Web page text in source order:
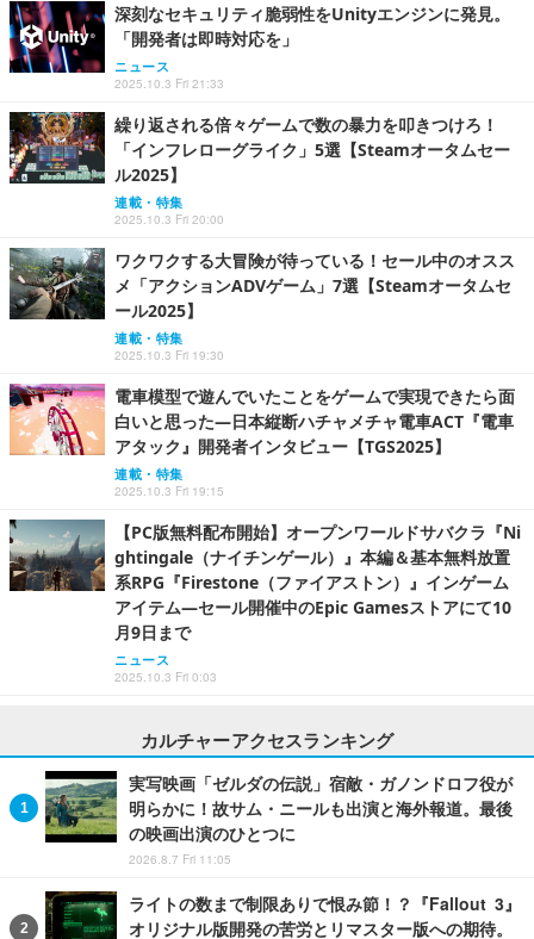
深刻なセキュリティ脆弱性をUnityエンジンに発見。
「開発者は即時対応を」
ニュース
2025.10.3 Fri 21:33
繰り返される倍々ゲームで数の暴力を叩きつけろ！
「インフレローグライク」5選【Steamオータムセー
ル2025】
連載・特集
2025.10.3 Fri 20:00
ワクワクする大冒険が待っている！セール中のオスス
メ「アクションADVゲーム」7選【Steamオータムセ
ール2025】
連載・特集
2025.10.3 Fri 19:30
電車模型で遊んでいたことをゲームで実現できたら面
白いと思った―日本縦断ハチャメチャ電車ACT『電車
アタック』開発者インタビュー【TGS2025】
連載・特集
2025.10.3 Fri 19:15
【PC版無料配布開始】オープンワールドサバクラ『Ni
ghtingale（ナイチンゲール）』本編＆基本無料放置
系RPG『Firestone（ファイアストン）』インゲーム
アイテム―セール開催中のEpic Gamesストアにて10
月9日まで
ニュース
2025.10.3 Fri 0:03
カルチャーアクセスランキング
実写映画「ゼルダの伝説」宿敵・ガノンドロフ役が
明らかに！故サム・ニールも出演と海外報道。最後
の映画出演のひとつに
2026.8.7 Fri 11:05
ライトの数まで制限ありで恨み節！？『Fallout 3』
オリジナル版開発の苦労とリマスター版への期待。